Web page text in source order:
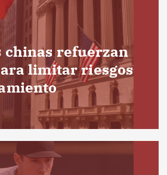
chinas refuerzan
limitar riesgos